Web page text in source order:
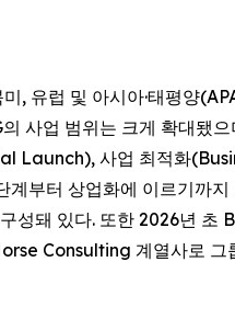
유럽 및 아시아·태평양
사업 범위는 크게 확대
Launch), 사업 최적화
계부터 상업화에 이르기
성돼 있다. 또한 2026년
Consulting 계열사로 그